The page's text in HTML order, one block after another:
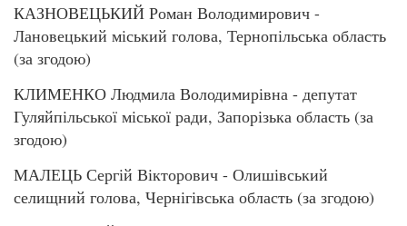
КАЗНОВЕЦЬКИЙ Роман Володимирович -
Лановецький міський голова, Тернопільська область
(за згодою)
КЛИМЕНКО Людмила Володимирівна - депутат
Гуляйпільської міської ради, Запорізька область (за
згодою)
МАЛЕЦЬ Сергій Вікторович - Олишівський
селищний голова, Чернігівська область (за згодою)